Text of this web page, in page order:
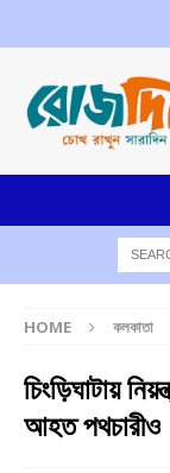
HOME কলকাতা
চিংড়িঘাটায়
আহত পথচারীও